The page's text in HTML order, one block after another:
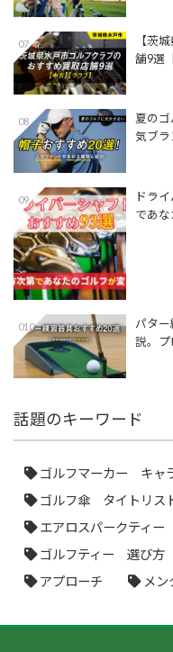
07
【茨
舗9選
08
夏の
気ブ
09
ドラ
であな
010
パタ
説。プ
話題のキーワード
ゴルフマーカー キャ
ゴルフ傘 タイトリス
エアロスパークティー
ゴルフティー 選び方
アプローチ
メン